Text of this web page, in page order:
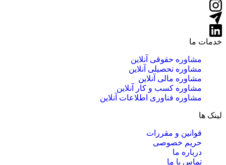
خدمات ما
مشاوره حقوقی آنلاین
مشاوره تحصیلی آنلاین
مشاوره مالی آنلاین
مشاوره کسب و کار آنلاین
مشاوره فناوری اطلاعات آنلاین
لینک ها
قوانین و مقررات
حریم خصوصی
درباره ما
تماس با ما